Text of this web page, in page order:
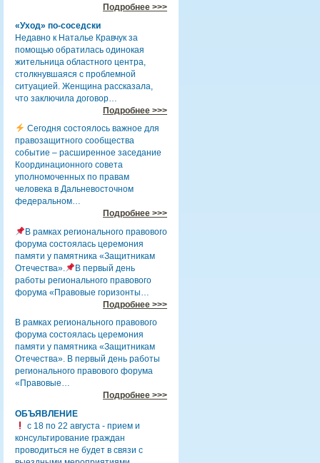
Подробнее >>>
«Уход» по-соседски
Недавно к Наталье Кравчук за
помощью обратилась одинокая
жительница областного центра,
столкнувшаяся с проблемной
ситуацией. Женщина рассказала,
что заключила договор…
Подробнее >>>
Сегодня состоялось важное для
правозащитного сообщества
событие – расширенное заседание
Координационного совета
уполномоченных по правам
человека в Дальневосточном
федеральном…
Подробнее >>>
В рамках регионального правового
форума состоялась церемония
памяти у памятника «Защитникам
Отечества».
В первый день
работы регионального правового
форума «Правовые горизонты…
Подробнее >>>
В рамках регионального правового
форума состоялась церемония
памяти у памятника «Защитникам
Отечества». В первый день работы
регионального правового форума
«Правовые…
Подробнее >>>
ОБЪЯВЛЕНИЕ
с 18 по 22 августа - прием и
консультирование граждан
проводиться не будет в связи с